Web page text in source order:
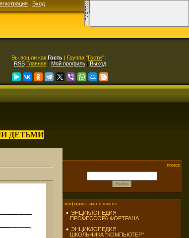
| Вход
Вы вошли как Гость | Группа "Гости" |
RSS Главная| Мой профиль| Выход
ДЕТЬМИ
поиск
информатика в школе
ЭНЦИКЛОПЕДИЯ
ПРОФЕССОРА ФОРТРАНА
ЭНЦИКЛОПЕДИЯ
ШКОЛЬНИКА "КОМПЬЮТЕР"